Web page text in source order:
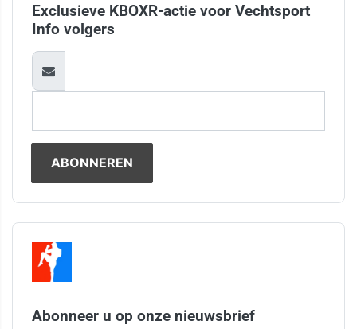
Exclusieve KBOXR-actie voor Vechtsport
Info volgers
Abonneer u op onze nieuwsbrief